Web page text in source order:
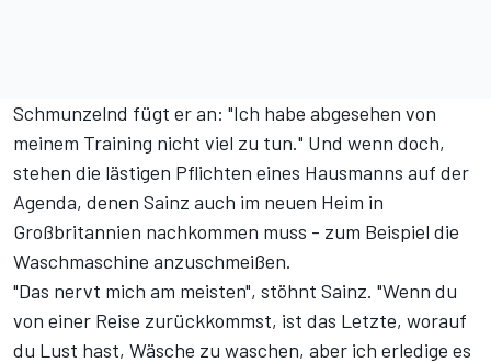
Schmunzelnd fügt er an: "Ich habe abgesehen von
meinem Training nicht viel zu tun." Und wenn doch,
stehen die lästigen Pflichten eines Hausmanns auf der
Agenda, denen Sainz auch im neuen Heim in
Großbritannien nachkommen muss - zum Beispiel die
Waschmaschine anzuschmeißen.
"Das nervt mich am meisten", stöhnt Sainz. "Wenn du
von einer Reise zurückkommst, ist das Letzte, worauf
du Lust hast, Wäsche zu waschen, aber ich erledige es